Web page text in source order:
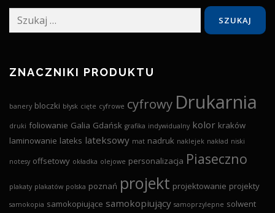
Szukaj:
ZNACZNIKI PRODUKTU
banery bloczki błysk cięte cyfrowe cyfrowy Drukarnia
druki foliowanie Galia Gdańsk grafika indywidualny kolor kraków
laminowanie lateks lateksowy mat nadruk naklejek nakład niski
notesy offsetowy okładka olejowe personalizacja Piaseczno
plakaty plakatów polska poznań projekt projektowanie projekty
samokopia samokopiujące samokopiujący samoprzylepne solwent